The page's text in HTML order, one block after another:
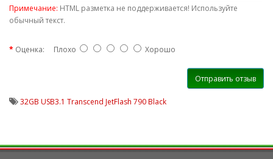
Примечание: HTML разметка не поддерживается! Используйте
обычный текст.
Оценка: Плохо Хорошо
Отправить отзыв
32GB USB3.1 Transcend JetFlash 790 Black